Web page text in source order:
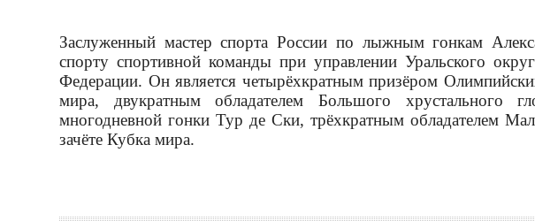
Заслуженный мастер спорта России по лыжным гонкам
спорту спортивной команды при управлении Уральского
Федерации. Он является четырёхкратным призёром
мира, двукратным обладателем Большого хрустального
многодневной гонки Тур де Ски, трёхкратным обладателем
зачёте Кубка мира.